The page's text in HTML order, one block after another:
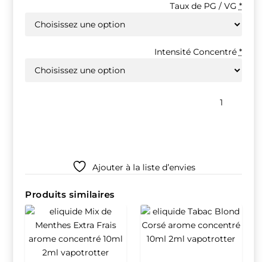
Taux de PG / VG *
Intensité Concentré *
quantité
Ajouter à la liste d’envies
Produits similaires